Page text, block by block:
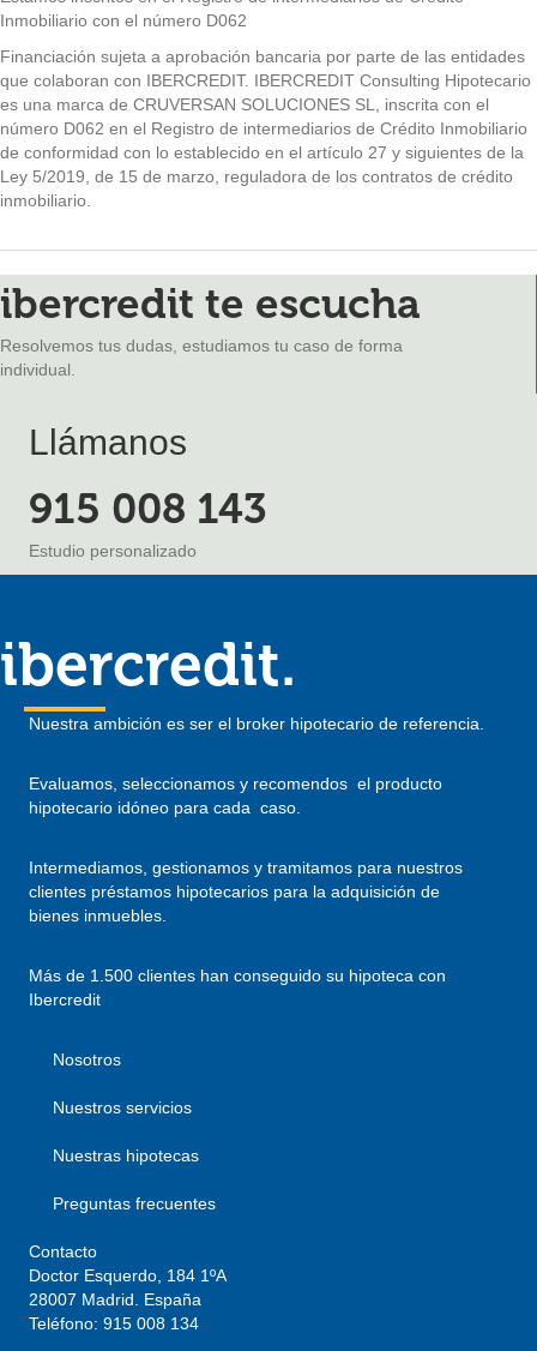
Inmobiliario con el número D062
Financiación sujeta a aprobación bancaria por parte de las entidades
que colaboran con IBERCREDIT. IBERCREDIT Consulting Hipotecario
es una marca de CRUVERSAN SOLUCIONES SL, inscrita con el
número D062 en el Registro de intermediarios de Crédito Inmobiliario
de conformidad con lo establecido en el artículo 27 y siguientes de la
Ley 5/2019, de 15 de marzo, reguladora de los contratos de crédito
inmobiliario.
ibercredit te escucha
Resolvemos tus dudas, estudiamos tu caso de forma
individual.
Llámanos
915 008 143
Estudio personalizado
ibercredit.
Nuestra ambición es ser el broker hipotecario de referencia.
Evaluamos, seleccionamos y recomendos el producto
hipotecario idóneo para cada caso.
Intermediamos, gestionamos y tramitamos para nuestros
clientes préstamos hipotecarios para la adquisición de
bienes inmuebles.
Más de 1.500 clientes han conseguido su hipoteca con
Ibercredit
Nosotros
Nuestros servicios
Nuestras hipotecas
Preguntas frecuentes
Contacto
Doctor Esquerdo, 184 1ºA
28007 Madrid. España
Teléfono: 915 008 134